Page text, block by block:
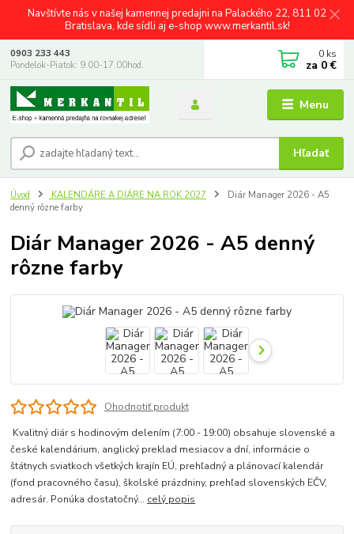
Navštívte nás v našej kamennej predajni na Palackého 22, 811 02
Bratislava, kde sídli aj e-shop www.merkantil.sk!
Menu
Hľadať
0903 233 443
Pondelok-Piatok: 9.00-17.00hod.
0 ks
za 0 €
Úvod KALENDÁRE A DIÁRE NA ROK 2027
Diár Manager 2026 - A5
denný rôzne farby
Diár Manager 2026 - A5 denný
rôzne farby
Ohodnotiť produkt
Kvalitný diár s hodinovým delením (7:00 - 19:00) obsahuje slovenské a
české kalendárium, anglický preklad mesiacov a dní, informácie o
štátnych sviatkoch všetkých krajín EÚ, prehľadný a plánovací kalendár
(fond pracovného času), školské prázdniny, prehľad slovenských EČV,
adresár. Ponúka dostatočný... celý popis